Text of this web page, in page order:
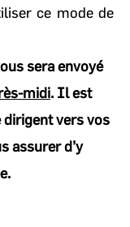
ce mode de
sera envoyé
midi. Il est
vers vos
assurer d’y